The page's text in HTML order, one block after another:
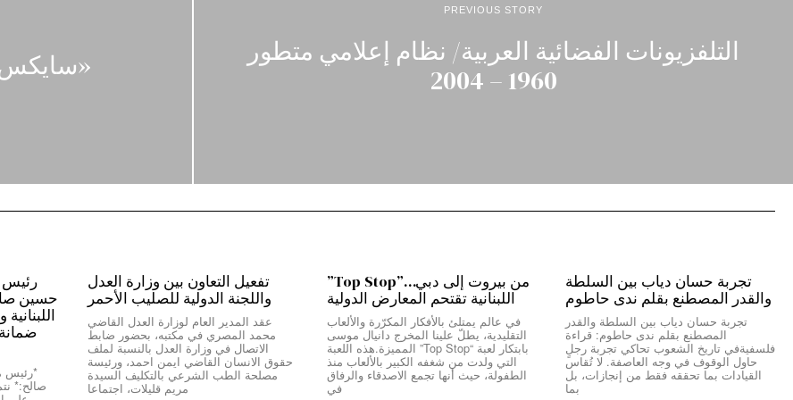
PREVIOUS STORY
التلفزيونات الفضائية العربية/ نظام إعلامي متطور
1960 – 2004
«سايكس
تجربة حسان دياب بين السلطة
والقدر المصطنع بقلم ندى حاطوم
تجربة حسان دياب بين السلطة والقدر
المصطنع بقلم ندى حاطوم: قراءة
فلسفيةفي تاريخ الشعوب تحاكي تجربة رجلٍ
حاول الوقوف في وجه العاصفة. لا تُقاس
القيادات بما تحققه فقط من إنجازات، بل
بما
من بيروت إلى دبي…”Top Stop”
اللبنانية تقتحم المعارض الدولية
في عالم يمتلئ بالأفكار المكرّرة والألعاب
التقليدية، يطلّ علينا المخرج دانيال موسى
بابتكار لعبة “Top Stop” المميزة.هذه اللعبة
التي ولدت من شغفه الكبير بالألعاب منذ
الطفولة، حيث أنها تجمع الاصدقاء والرفاق
في
تفعيل التعاون بين وزارة العدل
واللجنة الدولية للصليب الأحمر
عقد المدير العام لوزارة العدل القاضي
محمد المصري في مكتبه، بحضور ضابط
الاتصال في وزارة العدل بالنسبة لملف
حقوق الانسان القاضي ايمن احمد، ورئيسة
مصلحة الطب الشرعي بالتكليف السيدة
مريم قليلات، اجتماعا
حسين
صالح:*